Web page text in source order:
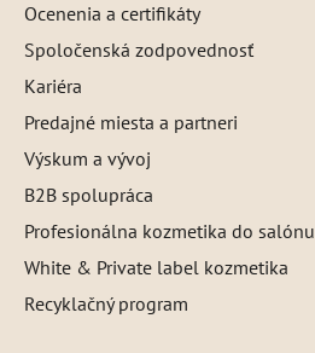
Ocenenia a certifikáty
Spoločenská zodpovednosť
Kariéra
Predajné miesta a partneri
Výskum a vývoj
B2B spolupráca
Profesionálna kozmetika do salónu
White & Private label kozmetika
Recyklačný program